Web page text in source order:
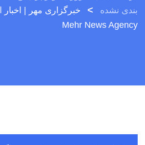
بندی نشده
>
خبرگزاری مهر | اخبار
Mehr News Agency